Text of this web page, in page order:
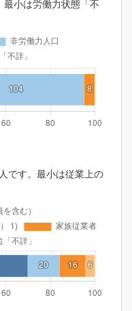
小は労働力状態「不
です。最小は従業上の